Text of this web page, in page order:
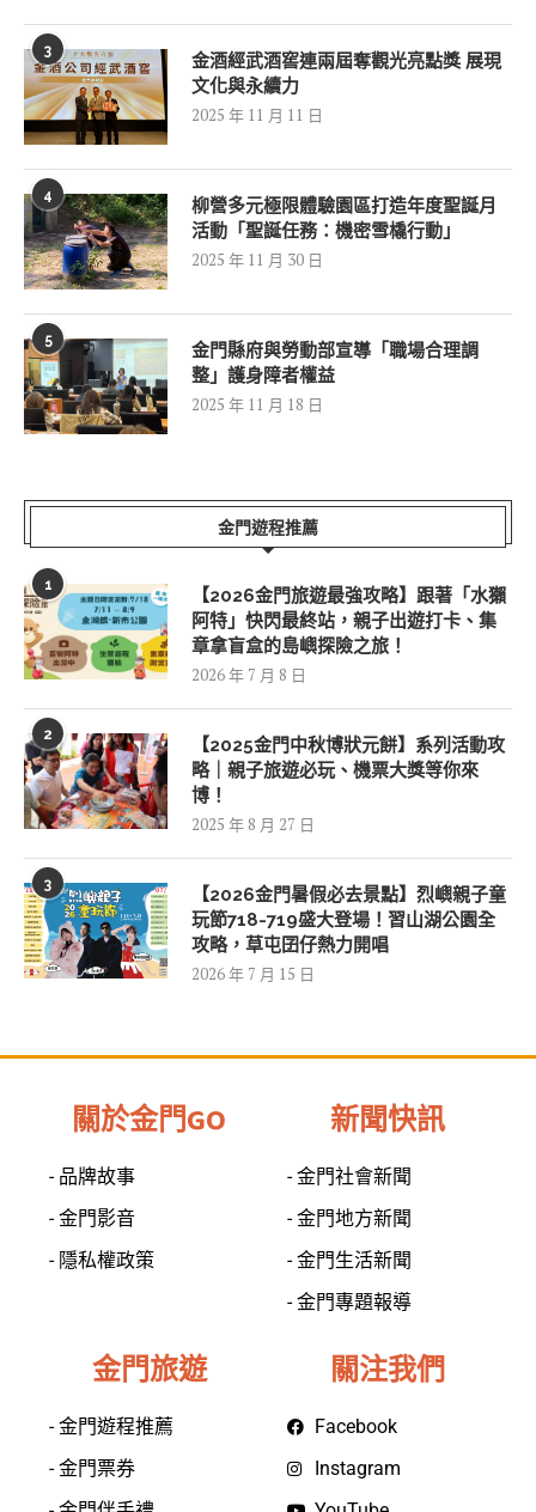
3
金酒經武酒窖連兩屆奪觀光亮點獎 展現
文化與永續力
2025 年 11 月 11 日
4
柳營多元極限體驗園區打造年度聖誕月
活動「聖誕任務：機密雪橇行動」
2025 年 11 月 30 日
5
金門縣府與勞動部宣導「職場合理調
整」護身障者權益
2025 年 11 月 18 日
金門遊程推薦
1
【2026金門旅遊最強攻略】跟著「水獺
阿特」快閃最終站，親子出遊打卡、集
章拿盲盒的島嶼探險之旅！
2026 年 7 月 8 日
2
【2025金門中秋博狀元餅】系列活動攻
略｜親子旅遊必玩、機票大獎等你來
博！
2025 年 8 月 27 日
3
【2026金門暑假必去景點】烈嶼親子童
玩節718-719盛大登場！習山湖公園全
攻略，草屯囝仔熱力開唱
2026 年 7 月 15 日
關於金門GO
- 品牌故事
- 金門影音
- 隱私權政策
新聞快訊
- 金門社會新聞
- 金門地方新聞
- 金門生活新聞
- 金門專題報導
金門旅遊
- 金門遊程推薦
- 金門票券
關注我們
Facebook
Instagram